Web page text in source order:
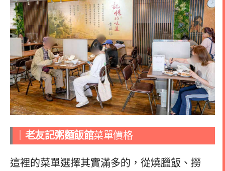
老友記粥麵飯館菜單價格
這裡的菜單選擇其實滿多的，從燒臘飯、撈